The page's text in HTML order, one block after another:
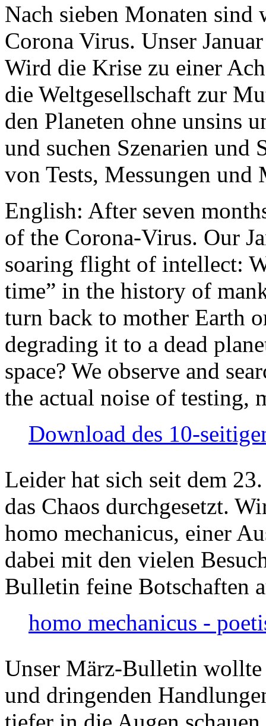
Nach sieben Monaten
Corona Virus. Unser
Wird die Krise zu einer
die Weltgesellschaft zur
den Planeten ohne unsins
und suchen Szenarien und
von Tests, Messungen und
English: After seven
of the Corona-Virus. Our
soaring flight of intellect:
time” in the history of
turn back to mother Earth
degrading it to a dead
space? We observe and
the actual noise of testing,
Download des 10-
Leider hat sich seit dem
das Chaos durchgesetzt.
homo mechanicus, einer
dabei mit den vielen
Bulletin feine Botschaften
homo mechanicus -
Unser März-Bulletin
und dringenden